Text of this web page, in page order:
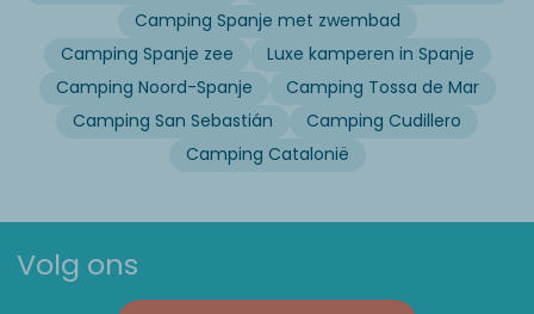
Camping Spanje met zwembad
Camping Spanje zee
Luxe kamperen in Spanje
Camping Noord-Spanje
Camping Tossa de Mar
Camping San Sebastián
Camping Cudillero
Camping Catalonië
Volg ons